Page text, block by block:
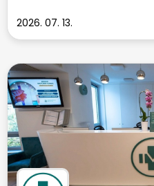
2026. 07. 13.